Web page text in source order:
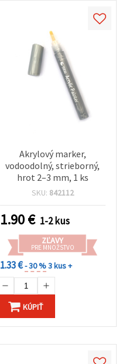
Akrylový marker,
vodoodolný, strieborný,
hrot 2–3 mm, 1 ks
SKU: 842112
1.90€ 1-2 kus
ZĽAVY
PRE MNOŽSTVO
1.33 €- 30 %3 kus +
KÚPIŤ